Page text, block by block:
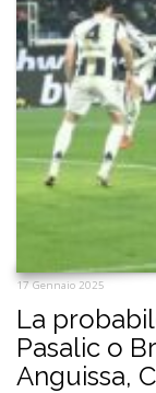
17 Gennaio 2025
La
Pasalic o
Anguissa,